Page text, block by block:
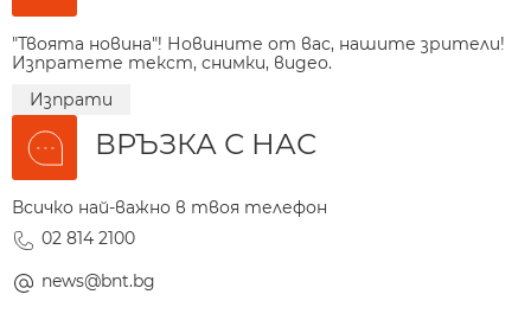
"Твоята новина"! Новините от вас, нашите зрители!
Изпратете текст, снимки, видео.
Изпрати
ВРЪЗКА С НАС
Всичко най-важно в твоя телефон
02 814 2100
news@bnt.bg